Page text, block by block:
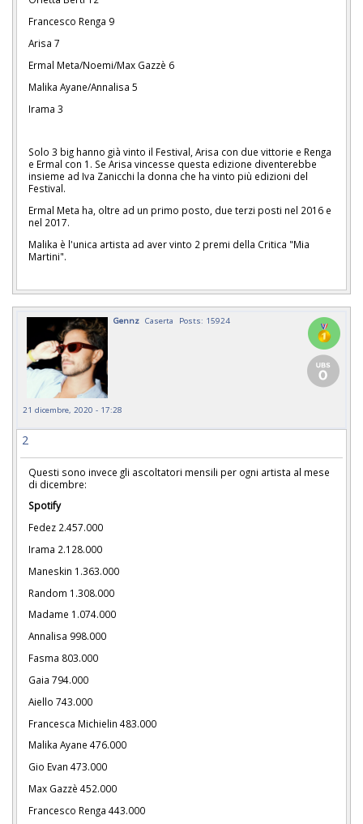
Francesco Renga 9
Arisa 7
Ermal Meta/Noemi/Max Gazzè 6
Malika Ayane/Annalisa 5
Irama 3
Solo 3 big hanno già vinto il Festival, Arisa con due vittorie e Renga
e Ermal con 1. Se Arisa vincesse questa edizione diventerebbe
insieme ad Iva Zanicchi la donna che ha vinto più edizioni del
Festival.
Ermal Meta ha, oltre ad un primo posto, due terzi posti nel 2016 e
nel 2017.
Malika è l'unica artista ad aver vinto 2 premi della Critica "Mia
Martini".
Gennz Caserta Posts: 15924
21 dicembre, 2020 - 17:28
2
Questi sono invece gli ascoltatori mensili per ogni artista al mese
di dicembre:
Spotify
Fedez 2.457.000
Irama 2.128.000
Maneskin 1.363.000
Random 1.308.000
Madame 1.074.000
Annalisa 998.000
Fasma 803.000
Gaia 794.000
Aiello 743.000
Francesca Michielin 483.000
Malika Ayane 476.000
Gio Evan 473.000
Max Gazzè 452.000
Francesco Renga 443.000